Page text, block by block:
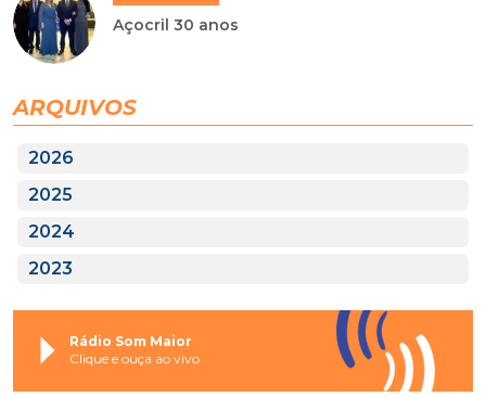
Açocril 30 anos
ARQUIVOS
2026
2025
2024
2023
Rádio Som Maior
Clique e ouça ao vivo